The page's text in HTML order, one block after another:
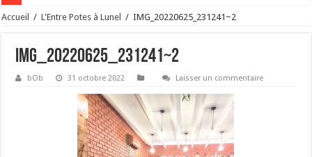
Accueil / L'Entre Potes à Lunel / IMG_20220625_231241~2
IMG_20220625_231241~2
bOb 31 octobre 2022 Laisser un commentaire